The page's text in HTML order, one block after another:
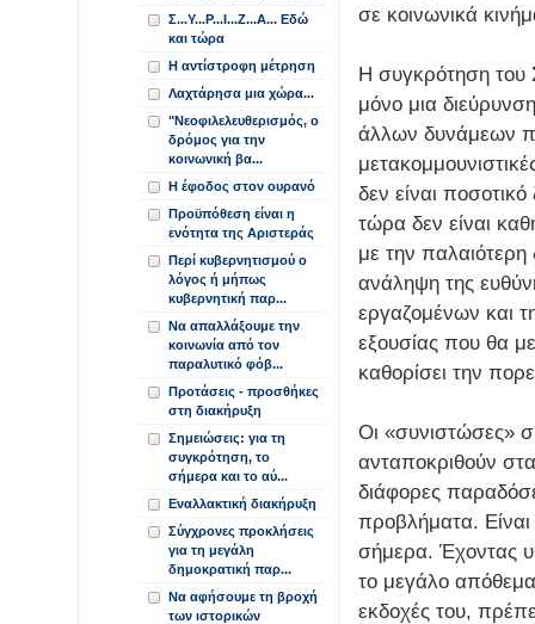
σε κοινωνικά
Η συγκρότηση του
μόνο μια
άλλων δυνάμεων
δεν είναι
τώρα δεν είναι
με την
ανάληψη της
εργαζομένων και
εξουσίας που θα
καθορίσει την
Οι «συνιστώσες»
ανταποκριθούν
διάφορες
προβλήματα.
σήμερα. Έχοντας
το μεγάλο απόθεμα
εκδοχές του,
Σ...Υ...Ρ...Ι...Ζ...Α... Εδώ
και τώρα
Η αντίστροφη μέτρηση
Λαχτάρησα μια χώρα...
"Νεοφιλελευθερισμός, ο
δρόμος για την
κοινωνική βα...
Η έφοδος στον ουρανό
Προϋπόθεση είναι η
ενότητα της Αριστεράς
Περί κυβερνητισμού ο
λόγος ή μήπως
κυβερνητική παρ...
Να απαλλάξουμε την
κοινωνία από τον
παραλυτικό φόβ...
Προτάσεις - προσθήκες
στη διακήρυξη
Σημειώσεις: για τη
συγκρότηση, το
σήμερα και το αύ...
Εναλλακτική διακήρυξη
Σύγχρονες προκλήσεις
για τη μεγάλη
δημοκρατική παρ...
Να αφήσουμε τη βροχή
των ιστορικών